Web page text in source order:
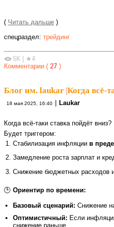
( Читать дальше )
спецраздел: трейдинг
5К
★4
Комментарии ( 27 )
Блог им. laukar Когда всё-
18 мая 2025, 16:40 Laukar
Когда всё-таки ставка пойдёт вниз?
Будет триггером:
Стабилизация инфляции в
Замедление роста зарплат и
Снижение бюджетных расходов
🕒 Ориентир по времени:
Базовый сценарий: Снижение
Оптимистичный: Если
снижение раньше.